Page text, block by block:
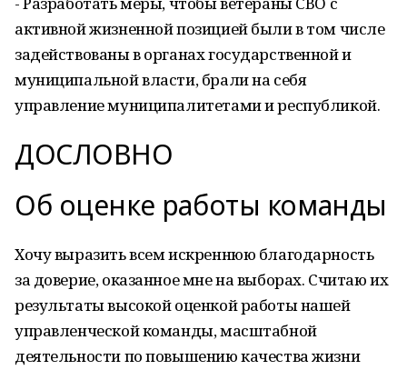
активной жизненной позицией были в том числе
задействованы в органах государственной и
муниципальной власти, брали на себя
управление муниципалитетами и республикой.
ДОСЛОВНО
Об оценке работы команды
Хочу выразить всем искреннюю благодарность
за доверие, оказанное мне на выборах. Считаю их
результаты высокой оценкой работы нашей
управленческой команды, масштабной
деятельности по повышению качества жизни